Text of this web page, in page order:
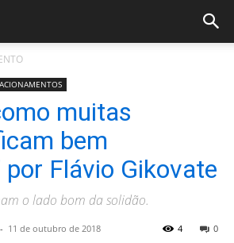
muitas
bem
por Flávio Gikovate
o lado bom da solidão.
- 11 de outubro de 2018 0
4